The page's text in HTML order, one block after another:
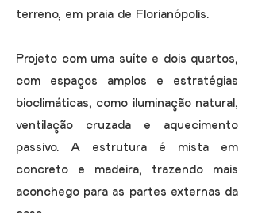
terreno, em praia de Florianópolis.
Projeto com uma suíte e dois quartos,
com espaços amplos e estratégias
bioclimáticas, como iluminação natural,
ventilação cruzada e aquecimento
passivo. A estrutura é mista em
concreto e madeira, trazendo mais
aconchego para as partes externas da